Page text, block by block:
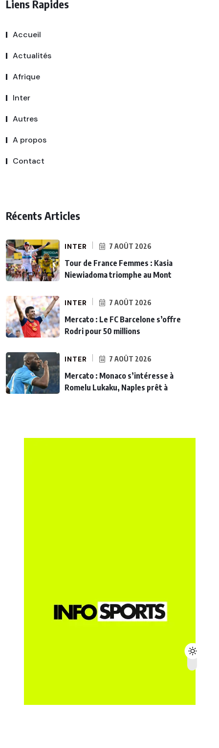
Liens Rapides
Accueil
Actualités
Afrique
Inter
Autres
A propos
Contact
Récents Articles
INTER 7 AOÛT 2026
Tour de France Femmes : Kasia
Niewiadoma triomphe au Mont
INTER 7 AOÛT 2026
Mercato : Le FC Barcelone s’offre
Rodri pour 50 millions
INTER 7 AOÛT 2026
Mercato : Monaco s’intéresse à
Romelu Lukaku, Naples prêt à